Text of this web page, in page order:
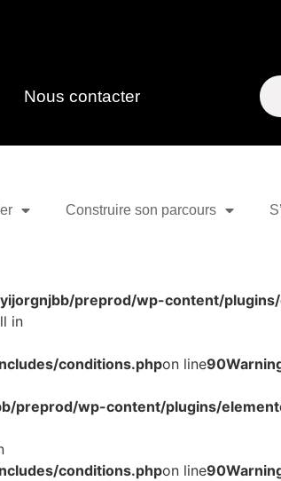
Nous contacter
Construire son parcours
preprod/wp-content/
in
conditions.phpon line90
preprod/wp-content/plugins/
conditions.phpon line90